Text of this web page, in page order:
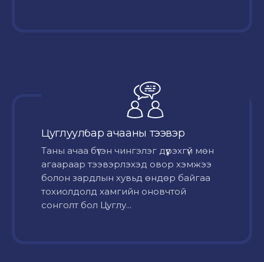
Цуглуулбар ачааны тээвэр
Таны ачаа бүтэн чингэлэг дүүрэхгүй мөн
агаараар тээвэрлэхэд овор хэмжээ
болон зардлын хувьд өндөр байгаа
тохиолдолд хамгийн оновчтой
сонголт бол Цуглу...